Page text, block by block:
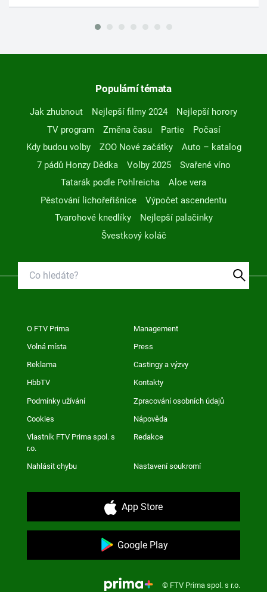
Populární témata
Jak zhubnout Nejlepší filmy 2024
Nejlepší horory
TV program
Změna času Partie
Počasí
Kdy budou volby
ZOO Nové začátky
Auto – katalog
7 pádů Honzy Dědka
Volby 2025
Svařené víno
Tatarák podle Pohlreicha
Aloe vera
Pěstování lichořeřišnice
Výpočet ascendentu
Tvarohové knedlíky
Nejlepší palačinky
Švestkový koláč
O FTV Prima Management
Volná místa Press
Reklama Castingy a výzvy
HbbTV Kontakty
Podmínky užívání Zpracování osobních údajů
Cookies Nápověda
Vlastník FTV Prima spol. s
r.o.
Redakce
Nahlásit chybu Nastavení soukromí
App Store
Google Play
© FTV Prima spol. s r.o.